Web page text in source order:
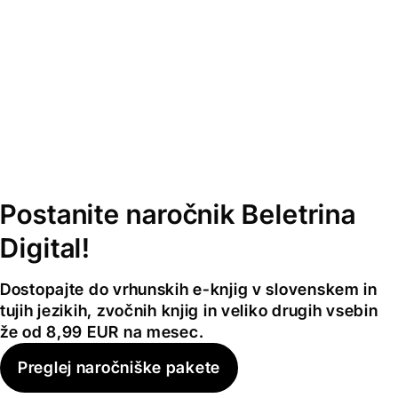
Postanite naročnik Beletrina
Digital!
Dostopajte do vrhunskih e-knjig v slovenskem in
tujih jezikih, zvočnih knjig in veliko drugih vsebin
že od 8,99 EUR na mesec.
Preglej naročniške pakete